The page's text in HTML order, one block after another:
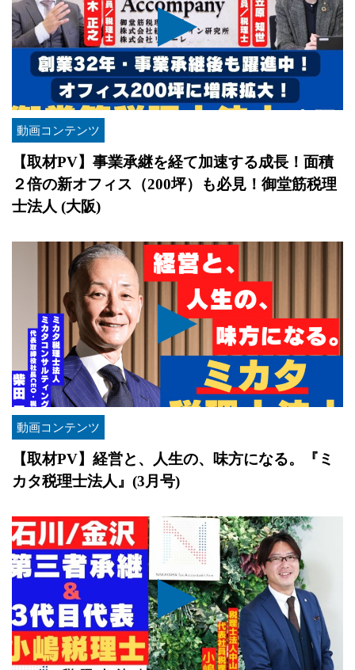
動画コンテンツ
【取材PV】事業承継を経て加速する成長！面積
２倍の新オフィス（200坪）も必見！御堂筋税理
士法人 (大阪)
動画コンテンツ
【取材PV】経営と、人生の、味方になる。『ミ
カタ税理士法人』(3月号)